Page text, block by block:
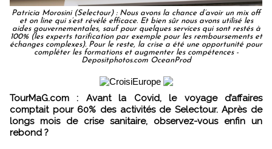
Patricia Morosini (Selectour) : Nous avons la chance d’avoir un mix off
et on line qui s’est révélé efficace. Et bien sûr nous avons utilisé les
aides gouvernementales, sauf pour quelques services qui sont restés à
100% (les experts tarification par exemple pour les remboursements et
échanges complexes). Pour le reste, la crise a été une opportunité pour
compléter les formations et augmenter les compétences -
Depositphotos.com OceanProd
TourMaG.com : Avant la Covid, le voyage d’affaires
comptait pour 60% des activités de Selectour. Après de
longs mois de crise sanitaire, observez-vous enfin un
rebond ?